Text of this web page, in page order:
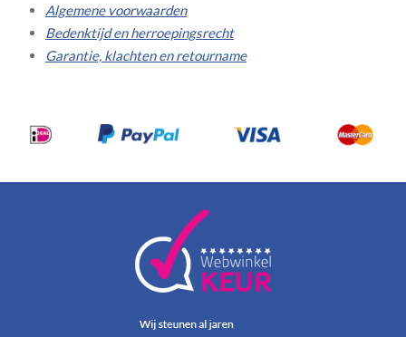
Algemene voorwaarden
Bedenktijd en herroepingsrecht
Garantie, klachten en retourname